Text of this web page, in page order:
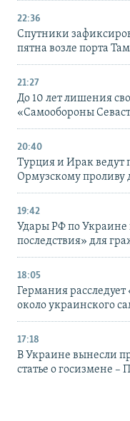
22:36
Спутники
пятна возле порта
21:27
До 10 лет лишения
«Самообороны
20:40
Турция и Ирак ведут
Ормузскому проливу
19:42
Удары РФ по Украине
последствия» для
18:05
Германия
около украинского
17:18
В Украине вынесли
статье о госизмене –